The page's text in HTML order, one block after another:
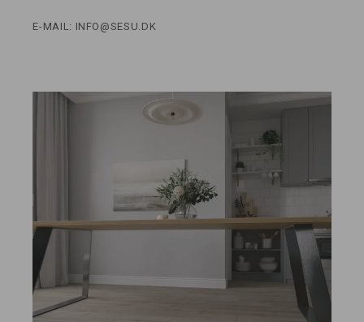
E-MAIL: INFO@SESU.DK